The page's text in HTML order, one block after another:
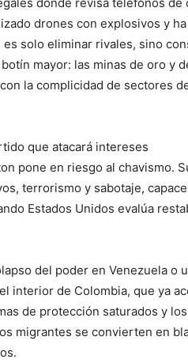
drones con explosivos y ha
solo eliminar rivales, sino
mayor: las minas de oro y
la complicidad de sectores
que atacará intereses
pone en riesgo al chavismo.
terrorismo y sabotaje,
Estados Unidos evalúa
del poder en Venezuela o
interior de Colombia, que ya
de protección saturados y
migrantes se convierten en